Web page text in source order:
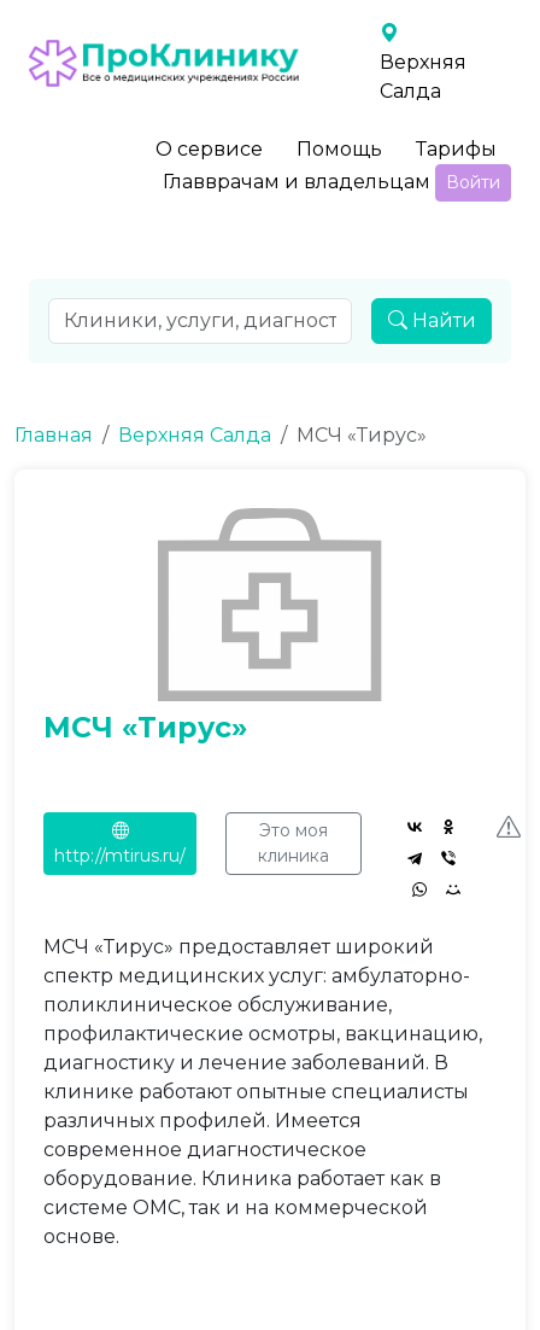
Верхняя
Салда
О сервисе Помощь
Тарифы
Главврачам и владельцам
Войти
Найти
Главная Верхняя Салда МСЧ «Тирус»
МСЧ «Тирус»
http://mtirus.ru/
Это моя
клиника
МСЧ «Тирус» предоставляет широкий
спектр медицинских услуг: амбулаторно-
поликлиническое обслуживание,
профилактические осмотры, вакцинацию,
диагностику и лечение заболеваний. В
клинике работают опытные специалисты
различных профилей. Имеется
современное диагностическое
оборудование. Клиника работает как в
системе ОМС, так и на коммерческой
основе.